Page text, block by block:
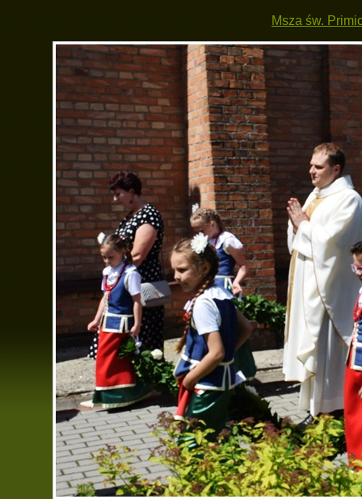
Msza św.